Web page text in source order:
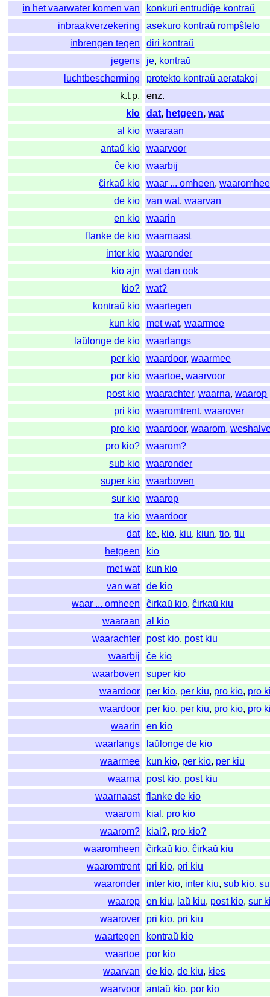
in het vaarwater komen van
konkuri entrudiĝe kontraŭ
inbraakverzekering
asekuro kontraŭ rompŝtelo
inbrengen tegen
diri kontraŭ
jegens
je, kontraŭ
luchtbescherming
protekto kontraŭ aeratakoj
k.t.p.
enz.
kio
dat, hetgeen,wat
al kio
waaraan
antaŭ kio
waarvoor
ĉe kio
waarbij
ĉirkaŭ kio
waar ... omheen,
de kio
van wat,waarvan
en kio
waarin
flanke de kio
waarnaast
inter kio
waaronder
kio ajn
wat dan ook
kio?
wat?
kontraŭ kio
waartegen
kun kio
met wat,waarmee
laŭlonge de kio
waarlangs
per kio
waardoor,waarmee
por kio
waartoe,waarvoor
post kio
waarachter,waarna,waarop
pri kio
waaromtrent,waarover
pro kio
waardoor,waarom,
pro kio?
waarom?
sub kio
waaronder
super kio
waarboven
sur kio
waarop
tra kio
waardoor
dat
ke, kio, kiu, kiun,tio,tiu
hetgeen
kio
met wat
kun kio
van wat
de kio
waar ... omheen
ĉirkaŭ kio,ĉirkaŭ kiu
waaraan
al kio
waarachter
post kio, post kiu
waarbij
ĉe kio
waarboven
super kio
waardoor
per kio, per kiu, pro kio, pro
waardoor
per kio, per kiu, pro kio, pro
waarin
en kio
waarlangs
laŭlonge de kio
waarmee
kun kio, per kio, per kiu
waarna
post kio, post kiu
waarnaast
flanke de kio
waarom
kial , pro kio
waarom?
kial?, pro kio?
waaromheen
ĉirkaŭ kio,ĉirkaŭ kiu
waaromtrent
pri kio, pri kiu
waaronder
inter kio, inter kiu,sub kio,
waarop
en kiu, laŭ kiu, post kio,sur
waarover
pri kio, pri kiu
waartegen
kontraŭ kio
waartoe
por kio
waarvan
de kio,de kiu, kies
waarvoor
antaŭ kio, por kio